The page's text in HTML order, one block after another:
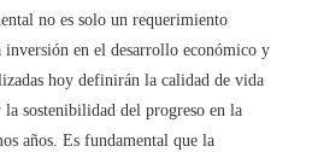
no es solo un requerimiento
inversión en el desarrollo económico y
hoy definirán la calidad de vida
la sostenibilidad del progreso en la
años. Es fundamental que la